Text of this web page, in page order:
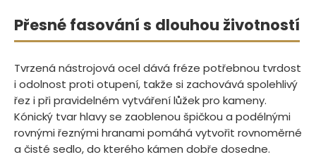
Přesné fasování s dlouhou životností
Tvrzená nástrojová ocel dává fréze potřebnou tvrdost
i odolnost proti otupení, takže si zachovává spolehlivý
řez i při pravidelném vytváření lůžek pro kameny.
Kónický tvar hlavy se zaoblenou špičkou a podélnými
rovnými řeznými hranami pomáhá vytvořit rovnoměrné
a čisté sedlo, do kterého kámen dobře dosedne.